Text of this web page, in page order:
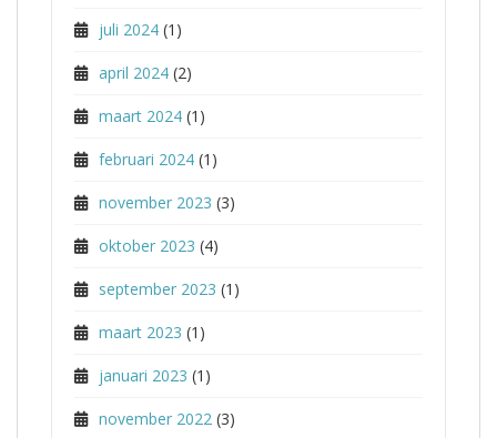
juli 2024 (1)
april 2024 (2)
maart 2024 (1)
februari 2024 (1)
november 2023 (3)
oktober 2023 (4)
september 2023 (1)
maart 2023 (1)
januari 2023 (1)
november 2022 (3)